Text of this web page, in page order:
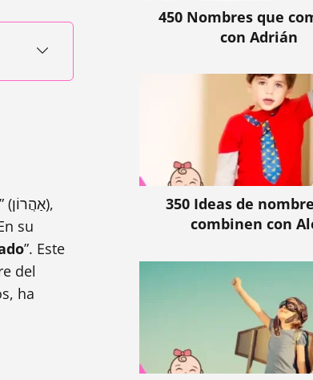
” (אַהֲרוֹן),
su
”. Este
del
ha
450 Nombres que
con Adrián
350 Ideas de
combinen con